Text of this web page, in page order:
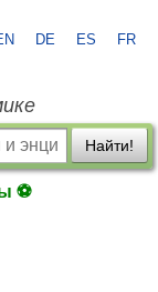
DE ES FR
Найти!
⚽